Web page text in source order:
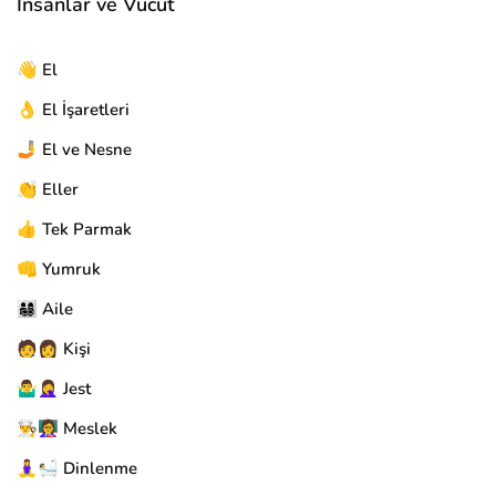
👋 El
👌 El İşaretleri
🤳 El ve Nesne
👏 Eller
👍 Tek Parmak
👊 Yumruk
👨‍👩‍👧‍👦 Aile
🧑👩 Kişi
🤷‍♂️🤦‍♀️ Jest
👨‍🍳👩‍🏫 Meslek
🧘‍♀️🛀 Dinlenme